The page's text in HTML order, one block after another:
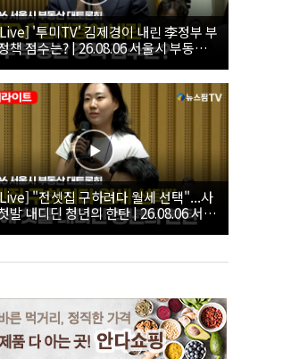
'투미TV' 김제경이 내린 李정부 부
책 점수는? | 26.08.06 서울시 부동산
"전셋집 구하려다 월세 선택"...사
발 내디딘 청년의 한탄 | 26.08.06 서울
산 대토론회